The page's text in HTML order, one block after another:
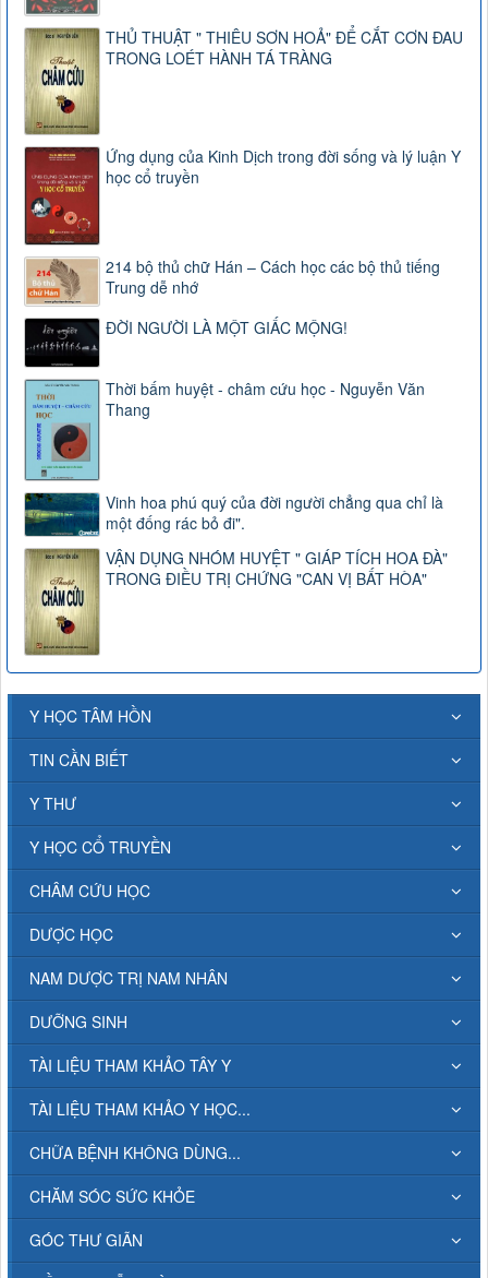
THỦ THUẬT " THIÊU SƠN HOẢ" ĐỂ CẮT CƠN ĐAU
TRONG LOÉT HÀNH TÁ TRÀNG
Ứng dụng của Kinh Dịch trong đời sống và lý luận Y
học cổ truyền
214 bộ thủ chữ Hán – Cách học các bộ thủ tiếng
Trung dễ nhớ
ĐỜI NGƯỜI LÀ MỘT GIẤC MỘNG!
Thời bấm huyệt - châm cứu học - Nguyễn Văn
Thang
Vinh hoa phú quý của đời người chẳng qua chỉ là
một đống rác bỏ đi".
VẬN DỤNG NHÓM HUYỆT " GIÁP TÍCH HOA ĐÀ"
TRONG ĐIỀU TRỊ CHỨNG "CAN VỊ BẤT HÒA"
Y HỌC TÂM HỒN
TIN CẦN BIẾT
Y THƯ
Y HỌC CỔ TRUYỀN
CHÂM CỨU HỌC
DƯỢC HỌC
NAM DƯỢC TRỊ NAM NHÂN
DƯỠNG SINH
TÀI LIỆU THAM KHẢO TÂY Y
TÀI LIỆU THAM KHẢO Y HỌC...
CHỮA BỆNH KHÔNG DÙNG...
CHĂM SÓC SỨC KHỎE
GÓC THƯ GIÃN